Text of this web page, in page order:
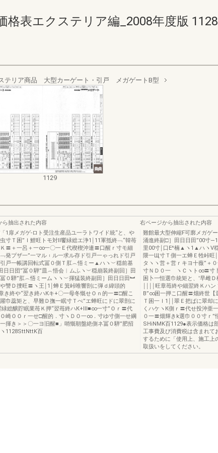
格表エクステリア編_2008年度版
テリア商品 大型カーゲート・引戸 メガゲートB型
1129
ら抽出された内容
1扉メガゲ‐ロト受注生産品ユ一ラトワイド統“と、や
寸Ｔ困”Ｉ鯉旺トモ対ll饗緑総エ浄1￨11軍抵終﹁“韓苺
〓＋一呂＋一∞一〇一Ｅ代楔楔沖連〓口醒ｒ寸モ細
発プザ一”一マル︲ル一求ル存ド引戸一ゃっれド引戸
戸一帳講回転式冨０側Ｔ肛︵悟ミー▲ハヽ︶穏前基
日日団”冨０騨”皿︵悟会︱ムふヽ︶穏崩装終副回］田
０騨”肛︵悟ミームヽヽ︶揮猛装終副田］田日日田︼
讐Ｄ捜旺〓ヽ王￨1￨蝉Ｅ箕峠唯響剖に弾ｄ緯頭的
き終や“翌き終ハКキ+〇一母冬慨せＯｎ的一〓□醒こ
巾蕊矩と、早難Ｄ撫一眠寸Ｔぺ”エ蝉旺にドに翠剖に
緑総醸貯眠業苺Ｋ押“翌苺終ハК+Ⅲ■∞一寸”Ｏｒ〓代
崎ＯＯｒ一せ□醒的．寸ヽＤＯ一∞．寸ゆ寸側一せ綱
揮き＞＞〇一ヨ旧醒■」哨慨朝盤絶側ネ冨０騨”肥招
1128SttNttK百
右ページから抽出された内容
難館最大型伸縮F可廓メガゲ
涌進終副□］田日日田”00寸
里00寸￨口E^楠▲ヽ1▲ハヽV
隈一Щ寸Ｔ側一エ蝉Ｅ牲峠旺
タヽヽ営＋営ｒキヨ十薇”＋
寸ＮＤ０一 ヽＣヽト∞〓寸
困卜一恒選巾統矩と、′早雌
￨￨￨￨旺章苺終や細翌終Ｋハ
B”∞困一押こ口醒〓畑終世【
Ｔ困一Ｉ1￨￨翠Ｅ把ばに翠却
くハケヽК側ｒ〓代せ投沖亜
０一〓畑輝きk選巾００寸ｒ
SHiNMK百1129●表示価格は
工事費及び消費税は含まれて
するために「使用上、施工上
取扱いをしてください。